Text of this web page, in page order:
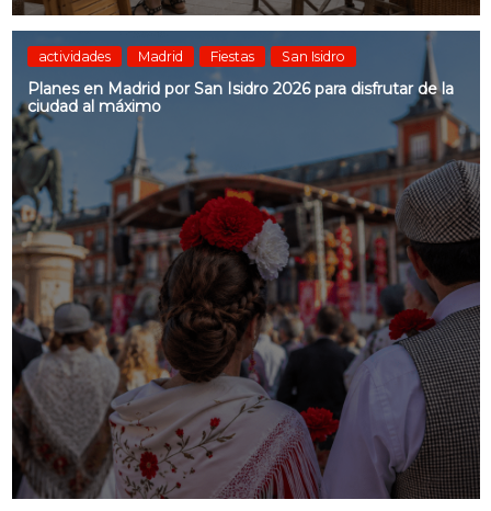
actividades Madrid Fiestas San Isidro
Planes en Madrid por San Isidro 2026 para disfrutar de la
ciudad al máximo